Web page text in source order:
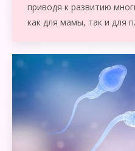
приводя к развитию
как для мамы, так и для